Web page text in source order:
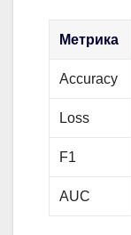
Метрика
Accuracy
Loss
F1
AUC